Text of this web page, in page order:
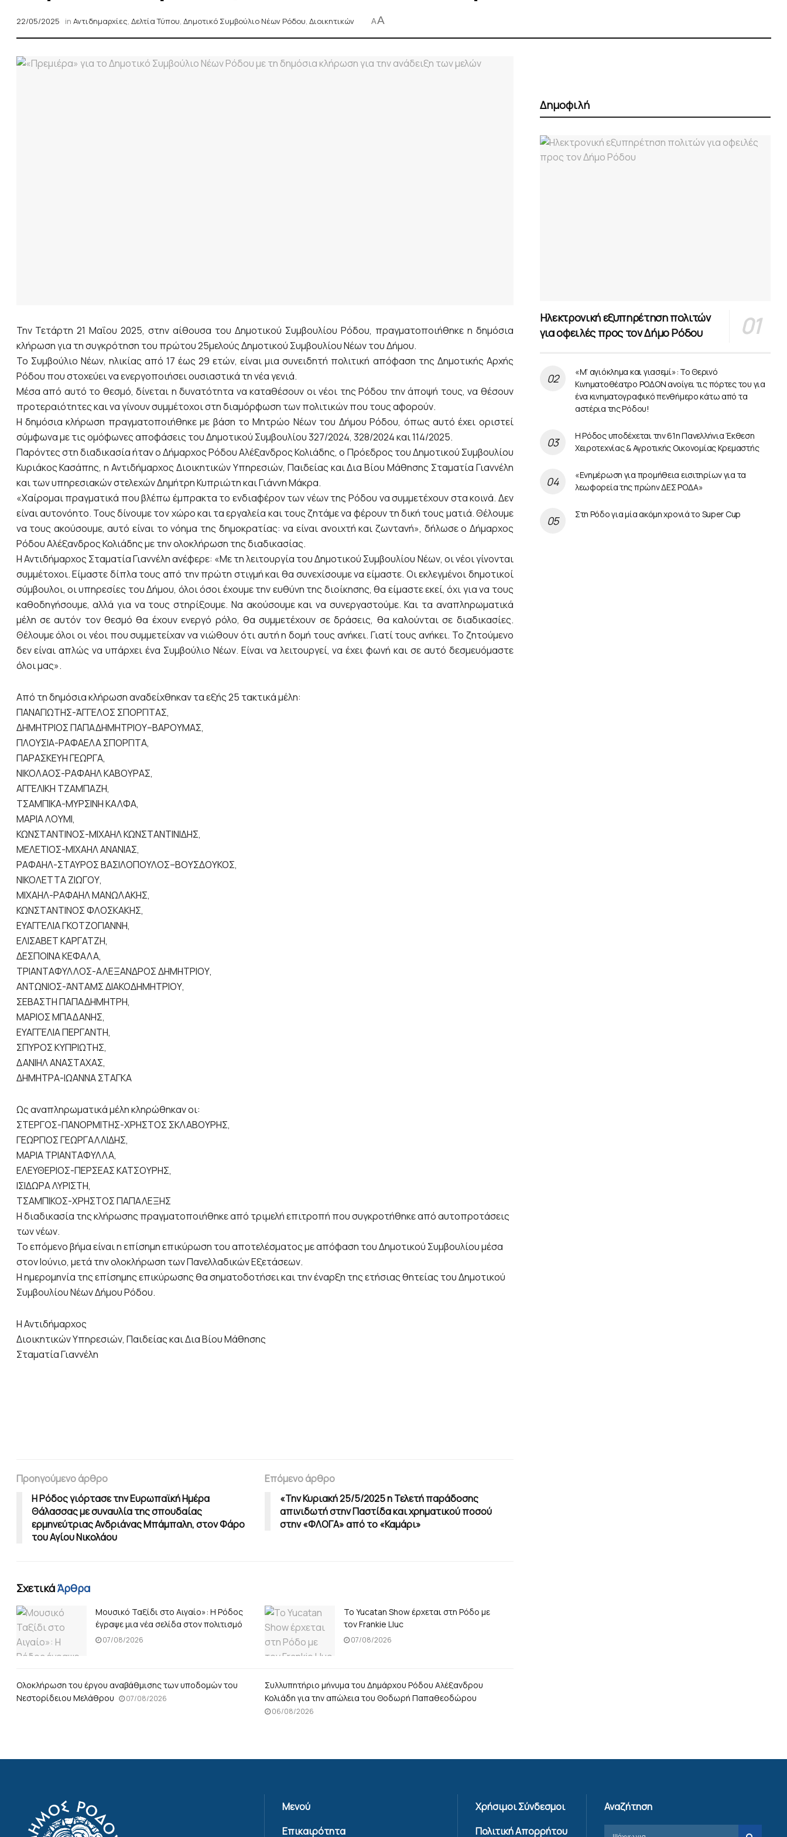
22/05/2025 in Αντιδημαρχίες, Δελτία Τύπου, Δημοτικό Συμβούλιο Νέων Ρόδου, Διοικητικών AA
Την Τετάρτη 21 Μαΐου 2025, στην αίθουσα του Δημοτικού Συμβουλίου Ρόδου, πραγματοποιήθηκε η δημόσια
κλήρωση για τη συγκρότηση του πρώτου 25μελούς Δημοτικού Συμβουλίου Νέων του Δήμου.
Το Συμβούλιο Νέων, ηλικίας από 17 έως 29 ετών, είναι μια συνειδητή πολιτική απόφαση της Δημοτικής Αρχής
Ρόδου που στοχεύει να ενεργοποιήσει ουσιαστικά τη νέα γενιά.
Μέσα από αυτό το θεσμό, δίνεται η δυνατότητα να καταθέσουν οι νέοι της Ρόδου την άποψή τους, να θέσουν
προτεραιότητες και να γίνουν συμμέτοχοι στη διαμόρφωση των πολιτικών που τους αφορούν.
Η δημόσια κλήρωση πραγματοποιήθηκε με βάση το Μητρώο Νέων του Δήμου Ρόδου, όπως αυτό έχει οριστεί
σύμφωνα με τις ομόφωνες αποφάσεις του Δημοτικού Συμβουλίου 327/2024, 328/2024 και 114/2025.
Παρόντες στη διαδικασία ήταν ο Δήμαρχος Ρόδου Αλέξανδρος Κολιάδης, ο Πρόεδρος του Δημοτικού Συμβουλίου
Κυριάκος Κασάπης, η Αντιδήμαρχος Διοικητικών Υπηρεσιών, Παιδείας και Δια Βίου Μάθησης Σταματία Γιαννέλη
και των υπηρεσιακών στελεχών Δημήτρη Κυπριώτη και Γιάννη Μάκρα.
«Χαίρομαι πραγματικά που βλέπω έμπρακτα το ενδιαφέρον των νέων της Ρόδου να συμμετέχουν στα κοινά. Δεν
είναι αυτονόητο. Τους δίνουμε τον χώρο και τα εργαλεία και τους ζητάμε να φέρουν τη δική τους ματιά. Θέλουμε
να τους ακούσουμε, αυτό είναι το νόημα της δημοκρατίας: να είναι ανοιχτή και ζωντανή», δήλωσε ο Δήμαρχος
Ρόδου Αλέξανδρος Κολιάδης με την ολοκλήρωση της διαδικασίας.
Η Αντιδήμαρχος Σταματία Γιαννέλη ανέφερε: «Με τη λειτουργία του Δημοτικού Συμβουλίου Νέων, οι νέοι γίνονται
συμμέτοχοι. Είμαστε δίπλα τους από την πρώτη στιγμή και θα συνεχίσουμε να είμαστε. Οι εκλεγμένοι δημοτικοί
σύμβουλοι, οι υπηρεσίες του Δήμου, όλοι όσοι έχουμε την ευθύνη της διοίκησης, θα είμαστε εκεί, όχι για να τους
καθοδηγήσουμε, αλλά για να τους στηρίξουμε. Να ακούσουμε και να συνεργαστούμε. Και τα αναπληρωματικά
μέλη σε αυτόν τον θεσμό θα έχουν ενεργό ρόλο, θα συμμετέχουν σε δράσεις, θα καλούνται σε διαδικασίες.
Θέλουμε όλοι οι νέοι που συμμετείχαν να νιώθουν ότι αυτή η δομή τους ανήκει. Γιατί τους ανήκει. Το ζητούμενο
δεν είναι απλώς να υπάρχει ένα Συμβούλιο Νέων. Είναι να λειτουργεί, να έχει φωνή και σε αυτό δεσμευόμαστε
όλοι μας».
Από τη δημόσια κλήρωση αναδείχθηκαν τα εξής 25 τακτικά μέλη:
ΠΑΝΑΓΙΩΤΗΣ-ΆΓΓΕΛΟΣ ΣΠΟΡΓΙΤΑΣ,
ΔΗΜΗΤΡΙΟΣ ΠΑΠΑΔΗΜΗΤΡΙΟΥ–ΒΑΡΟΥΜΑΣ,
ΠΛΟΥΣΙΑ-ΡΑΦΑΕΛΑ ΣΠΟΡΓΙΤΑ,
ΠΑΡΑΣΚΕΥΗ ΓΕΩΡΓΑ,
ΝΙΚΟΛΑΟΣ-ΡΑΦΑΗΛ ΚΑΒΟΥΡΑΣ,
ΑΓΓΕΛΙΚΗ ΤΖΑΜΠΑΖΗ,
ΤΣΑΜΠΙΚΑ-ΜΥΡΣΙΝΗ ΚΑΛΦΑ,
ΜΑΡΙΑ ΛΟΥΜΙ,
ΚΩΝΣΤΑΝΤΙΝΟΣ-ΜΙΧΑΗΛ ΚΩΝΣΤΑΝΤΙΝΙΔΗΣ,
ΜΕΛΕΤΙΟΣ-ΜΙΧΑΗΛ ΑΝΑΝΙΑΣ,
ΡΑΦΑΗΛ-ΣΤΑΥΡΟΣ ΒΑΣΙΛΟΠΟΥΛΟΣ–ΒΟΥΣΔΟΥΚΟΣ,
ΝΙΚΟΛΕΤΤΑ ΖΙΩΓΟΥ,
ΜΙΧΑΗΛ-ΡΑΦΑΗΛ ΜΑΝΩΛΑΚΗΣ,
ΚΩΝΣΤΑΝΤΙΝΟΣ ΦΛΟΣΚΑΚΗΣ,
ΕΥΑΓΓΕΛΙΑ ΓΚΟΤΖΟΓΙΑΝΝΗ,
ΕΛΙΣΑΒΕΤ ΚΑΡΓΑΤΖΗ,
ΔΕΣΠΟΙΝΑ ΚΕΦΑΛΑ,
ΤΡΙΑΝΤΑΦΥΛΛΟΣ-ΑΛΕΞΑΝΔΡΟΣ ΔΗΜΗΤΡΙΟΥ,
ΑΝΤΩΝΙΟΣ-ΆΝΤΑΜΣ ΔΙΑΚΟΔΗΜΗΤΡΙΟΥ,
ΣΕΒΑΣΤΗ ΠΑΠΑΔΗΜΗΤΡΗ,
ΜΑΡΙΟΣ ΜΠΑΔΑΝΗΣ,
ΕΥΑΓΓΕΛΙΑ ΠΕΡΓΑΝΤΗ,
ΣΠΥΡΟΣ ΚΥΠΡΙΩΤΗΣ,
ΔΑΝΙΗΛ ΑΝΑΣΤΑΧΑΣ,
ΔΗΜΗΤΡΑ-ΙΩΑΝΝΑ ΣΤΑΓΚΑ
Ως αναπληρωματικά μέλη κληρώθηκαν οι:
ΣΤΕΡΓΟΣ-ΠΑΝΟΡΜΙΤΗΣ-ΧΡΗΣΤΟΣ ΣΚΛΑΒΟΥΡΗΣ,
ΓΕΩΡΓΙΟΣ ΓΕΩΡΓΑΛΛΙΔΗΣ,
ΜΑΡΙΑ ΤΡΙΑΝΤΑΦΥΛΛΑ,
ΕΛΕΥΘΕΡΙΟΣ-ΠΕΡΣΕΑΣ ΚΑΤΣΟΥΡΗΣ,
ΙΣΙΔΩΡΑ ΛΥΡΙΣΤΗ,
ΤΣΑΜΠΙΚΟΣ-ΧΡΗΣΤΟΣ ΠΑΠΑΛΕΞΗΣ
Η διαδικασία της κλήρωσης πραγματοποιήθηκε από τριμελή επιτροπή που συγκροτήθηκε από αυτοπροτάσεις
των νέων.
Το επόμενο βήμα είναι η επίσημη επικύρωση του αποτελέσματος με απόφαση του Δημοτικού Συμβουλίου μέσα
στον Ιούνιο, μετά την ολοκλήρωση των Πανελλαδικών Εξετάσεων.
Η ημερομηνία της επίσημης επικύρωσης θα σηματοδοτήσει και την έναρξη της ετήσιας θητείας του Δημοτικού
Συμβουλίου Νέων Δήμου Ρόδου.
Η Αντιδήμαρχος
Διοικητικών Υπηρεσιών, Παιδείας και Δια Βίου Μάθησης
Σταματία Γιαννέλη
Προηγούμενο άρθρο
Η Ρόδος γιόρτασε την Ευρωπαϊκή Ημέρα
Θάλασσας με συναυλία της σπουδαίας
ερμηνεύτριας Ανδριάνας Μπάμπαλη, στον Φάρο
του Αγίου Νικολάου
Επόμενο άρθρο
«Την Κυριακή 25/5/2025 η Τελετή παράδοσης
απινιδωτή στην Παστίδα και χρηματικού ποσού
στην «ΦΛΟΓΑ» από το «Καμάρι»
ΣχετικάΆρθρα
Μουσικό Ταξίδι στο Αιγαίο»: Η Ρόδος
έγραψε μια νέα σελίδα στον πολιτισμό
07/08/2026
Το Yucatan Show έρχεται στη Ρόδο με
τον Frankie Lluc
07/08/2026
Ολοκλήρωση του έργου αναβάθμισης των υποδομών του
Νεστορίδειου Μελάθρου
07/08/2026
Συλλυπητήριο μήνυμα του Δημάρχου Ρόδου Αλέξανδρου
Κολιάδη για την απώλεια του Θοδωρή Παπαθεοδώρου
06/08/2026
Δημοφιλή
Ηλεκτρονική εξυπηρέτηση πολιτών
για οφειλές προς τον Δήμο Ρόδου
«Μ’ αγιόκλημα και γιασεμί»: Το Θερινό
Κινηματοθέατρο ΡΟΔΟΝ ανοίγει τις πόρτες του για
ένα κινηματογραφικό πενθήμερο κάτω από τα
αστέρια της Ρόδου!
Η Ρόδος υποδέχεται την 61η Πανελλήνια Έκθεση
Χειροτεχνίας & Αγροτικής Οικονομίας Κρεμαστής
«Ενημέρωση για προμήθεια εισιτηρίων για τα
λεωφορεία της πρώην ΔΕΣ ΡΟΔΑ»
Στη Ρόδο για μία ακόμη χρονιά το Super Cup
Μενού
Επικαιρότητα
Χρήσιμοι Σύνδεσμοι
Πολιτική Απορρήτου
Αναζήτηση